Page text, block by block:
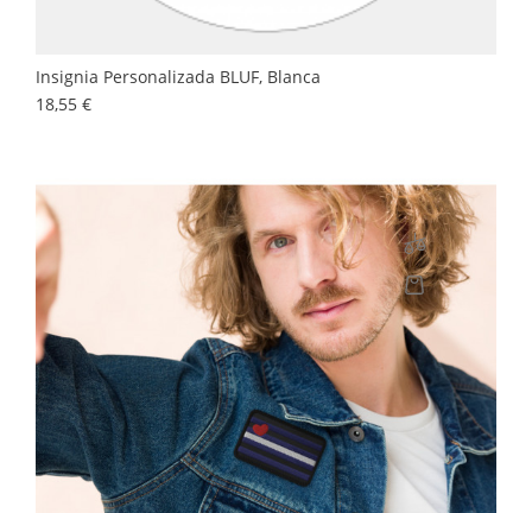
Insignia Personalizada BLUF, Blanca
18,55 €Precio